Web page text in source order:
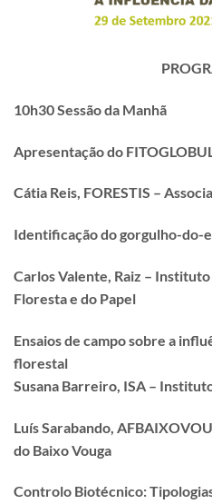
10h30 Sessão da Manhã
Apresentação do
Cátia Reis, FORESTIS –
Identificação do gorgulho-do-
Carlos Valente, Raiz –
Floresta e do Papel
Ensaios de campo sobre a
florestal
Susana Barreiro, ISA –
Luís Sarabando,
do Baixo Vouga
Controlo Biotécnico: